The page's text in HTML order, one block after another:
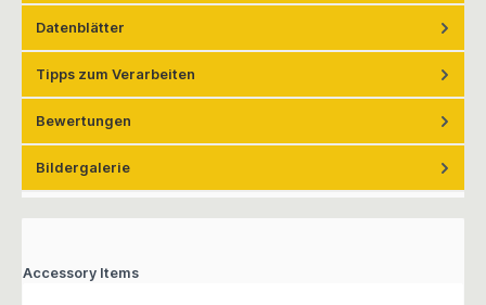
Datenblätter
Tipps zum Verarbeiten
Bewertungen
Bildergalerie
Accessory Items